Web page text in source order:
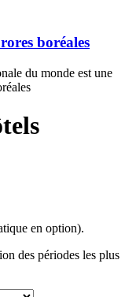
boréales
du monde est une
en option).
des périodes les plus